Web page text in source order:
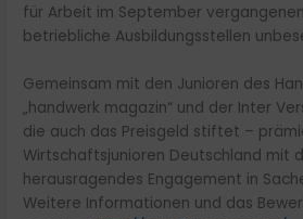
für Arbeit im September
betriebliche Ausbildungsstellen
Gemeinsam mit den Junioren des
„handwerk magazin“ und der Inter
die auch das Preisgeld stiftet –
Wirtschaftsjunioren Deutschland mit
herausragendes Engagement in
Weitere Informationen und das